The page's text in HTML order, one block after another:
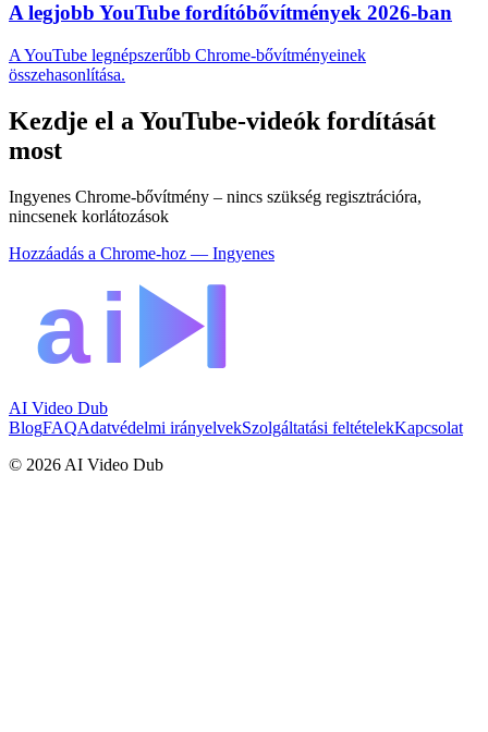
A legjobb YouTube fordítóbővítmények 2026-ban
A YouTube legnépszerűbb Chrome-bővítményeinek
összehasonlítása.
Kezdje el a YouTube-videók fordítását
most
Ingyenes Chrome-bővítmény – nincs szükség regisztrációra,
nincsenek korlátozások
Hozzáadás a Chrome-hoz — Ingyenes
AI Video Dub
BlogFAQAdatvédelmi irányelvekSzolgáltatási feltételekKapcsolat
© 2026 AI Video Dub